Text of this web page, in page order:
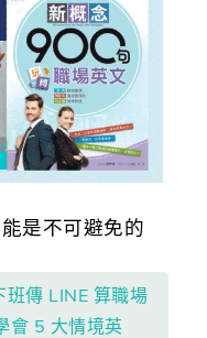
是不可避免的
傳 LINE 算職場
會 5 大情境英